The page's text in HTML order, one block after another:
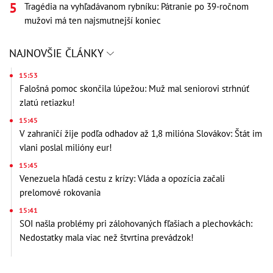
Tragédia na vyhľadávanom rybníku: Pátranie po 39-ročnom
mužovi má ten najsmutnejší koniec
NAJNOVŠIE ČLÁNKY
15:53
Falošná pomoc skončila lúpežou: Muž mal seniorovi strhnúť
zlatú retiazku!
15:45
V zahraničí žije podľa odhadov až 1,8 milióna Slovákov: Štát im
vlani poslal milióny eur!
15:45
Venezuela hľadá cestu z krízy: Vláda a opozícia začali
prelomové rokovania
15:41
SOI našla problémy pri zálohovaných fľašiach a plechovkách:
Nedostatky mala viac než štvrtina prevádzok!